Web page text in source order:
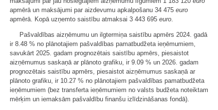
apmērā un maksājumi par aizdevumu apkalpošanu 34 475 euro
apmērā. Kopā uzņemto saistību atmaksai 3 443 695 euro.
Pašvaldības aizņēmumu un ilgtermiņa saistību apmērs 2024. gadā
ir 8.48 % no plānotajiem pašvaldības pamatbudžeta ieņēmumiem,
savukārt 2025. gadam prognozētais saistību apmērs, piesaistot
aizņēmumus saskaņā ar plānoto grafiku, ir 9.09 % un 2026. gadam
prognozētais saistību apmērs, piesaistot aizņēmumus saskaņā ar
plānoto grafiku, ir 10.27 % no plānotajiem pašvaldības pamatbudžeta
ieņēmumiem (bez transferta ieņēmumiem no valsts budžeta noteiktam
mērķim un iemaksām pašvaldību finanšu izlīdzināšanas fondā).